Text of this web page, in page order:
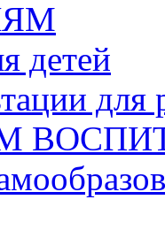
детей
для